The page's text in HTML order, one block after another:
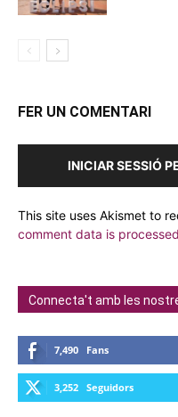
FER UN COMENTARI
INICIAR SESSIÓ
This site uses Akismet to
comment data is
Connecta't amb les
7,490 Fans
3,252 Seguidors